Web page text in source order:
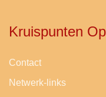
Kruispunten
Contact
Netwerk-links